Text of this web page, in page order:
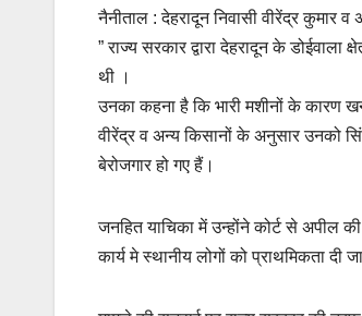
नैनीताल : देहरादून निवासी वीरेंद्र कुमार व
” राज्य सरकार द्वारा देहरादून के
थी ।
उनका कहना है कि भारी मशीनों के कारण
वीरेंद्र व अन्य किसानों के अनुसार उनको
बेरोजगार हो गए हैं।
जनहित याचिका में उन्होंने कोर्ट से अपील
कार्य मे स्थानीय लोगों को प्राथमिकता दी